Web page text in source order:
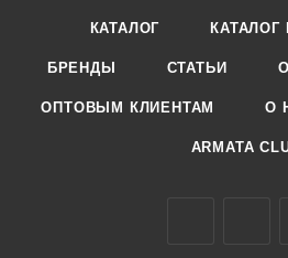
КАТАЛОГ
БРЕНДЫ СТАТЬИ
ОПТОВЫМ КЛИЕНТАМ О
ARMATA